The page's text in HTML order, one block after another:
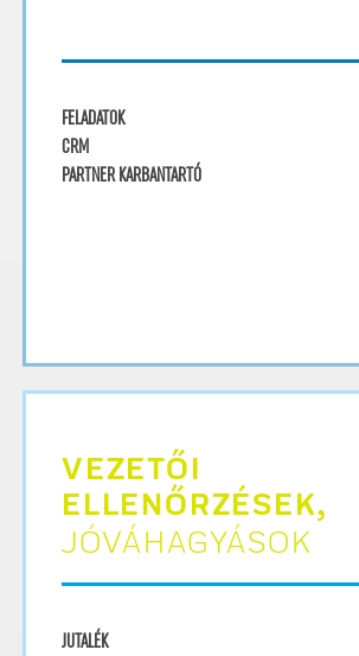
FELADATOK
CRM
PARTNER KARBANTARTÓ
VEZETŐI
ELLENŐRZÉSEK,
JÓVÁHAGYÁSOK
JUTALÉK